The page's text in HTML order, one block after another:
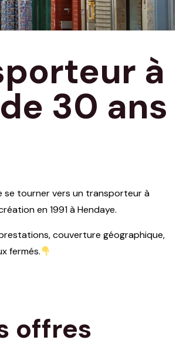
à
30 ans
se tourner vers un transporteur à
en 1991 à Hendaye.
couverture géographique,
fermés.
offres